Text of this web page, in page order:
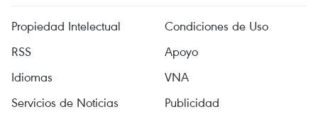
Propiedad Intelectual
Condiciones de Uso
RSS
Apoyo
Idiomas
VNA
Servicios de Noticias
Publicidad